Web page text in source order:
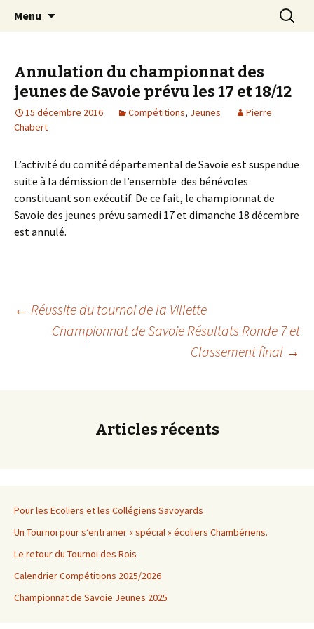
Club d échecs de l
agglomération
Les échecs pour tous
Menu
Annulation du championnat des
jeunes de Savoie prévu les 17 et 18/12
15 décembre 2016 Compétitions, Jeunes
Pierre
Chabert
L’activité du comité départemental de Savoie est suspendue
suite à la démission de l’ensemble des bénévoles
constituant son exécutif. De ce fait, le championnat de
Savoie des jeunes prévu samedi 17 et dimanche 18 décembre
est annulé.
Navigation
← Réussite du tournoi de la Villette
Championnat de Savoie Résultats Ronde 7 et
Classement final →
Articles récents
Pour les Ecoliers et les Collégiens Savoyards
Un Tournoi pour s’entrainer « spécial » écoliers Chambériens.
Le retour du Tournoi des Rois
Calendrier Compétitions 2025/2026
Championnat de Savoie Jeunes 2025